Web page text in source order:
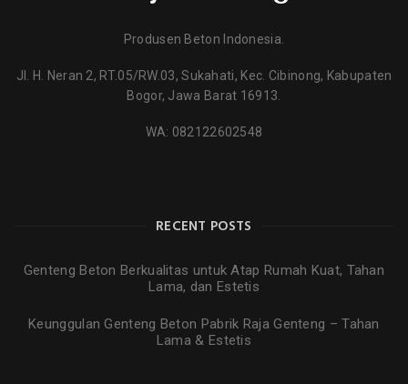
Produsen Beton Indonesia.
Jl. H. Neran 2, RT.05/RW.03, Sukahati, Kec. Cibinong, Kabupaten
Bogor, Jawa Barat 16913.
WA: 082122602548
RECENT POSTS
Genteng Beton Berkualitas untuk Atap Rumah Kuat, Tahan
Lama, dan Estetis
Keunggulan Genteng Beton Pabrik Raja Genteng – Tahan
Lama & Estetis